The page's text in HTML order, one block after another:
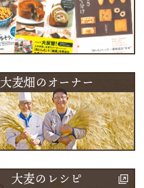
大麦畑のオーナー
大麦のレシピ